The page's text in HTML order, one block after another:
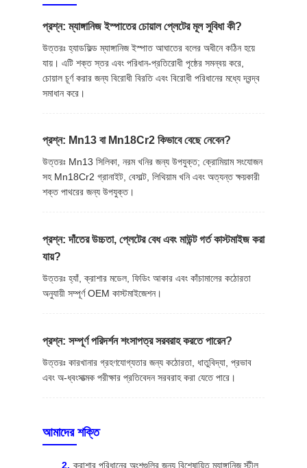
প্রশ্ন: ম্যাঙ্গানিজ ইস্পাতের চোয়াল প্লেটের মূল সুবিধা কী?
উত্তরঃ হ্যাডফিল্ড ম্যাঙ্গানিজ ইস্পাত আঘাতের বলের অধীনে কঠিন হয়ে
যায়। এটি শক্ত স্তর এবং পরিধান-প্রতিরোধী পৃষ্ঠের সমন্বয় করে,
চোয়াল চূর্ণ করার জন্য বিরোধী বিরতি এবং বিরোধী পরিধানের মধ্যে দ্বন্দ্ব
সমাধান করে।
প্রশ্ন: Mn13 বা Mn18Cr2 কিভাবে বেছে নেবেন?
উত্তরঃ Mn13 সিলিকা, নরম খনির জন্য উপযুক্ত; ক্রোমিয়াম সংযোজন
সহ Mn18Cr2 গ্রানাইট, বেসাল্ট, লিথিয়াম খনি এবং অত্যন্ত ক্ষয়কারী
শক্ত পাথরের জন্য উপযুক্ত।
প্রশ্ন: দাঁতের উচ্চতা, প্লেটের বেধ এবং মাউন্ট গর্ত কাস্টমাইজ করা
যায়?
উত্তরঃ হ্যাঁ, ক্রাশার মডেল, ফিডিং আকার এবং কাঁচামালের কঠোরতা
অনুযায়ী সম্পূর্ণ OEM কাস্টমাইজেশন।
প্রশ্ন: সম্পূর্ণ পরিদর্শন শংসাপত্র সরবরাহ করতে পারেন?
উত্তরঃ কারখানার গ্রহণযোগ্যতার জন্য কঠোরতা, ধাতুবিদ্যা, প্রভাব
এবং অ-ধ্বংসাত্মক পরীক্ষার প্রতিবেদন সরবরাহ করা যেতে পারে।
আমাদের শক্তি
ক্রাশার পরিধানের অংশগুলির জন্য বিশেষায়িত ম্যাঙ্গানিজ স্টীল